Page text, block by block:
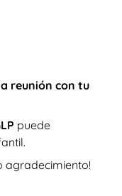
reunión con tu
puede
agradecimiento!